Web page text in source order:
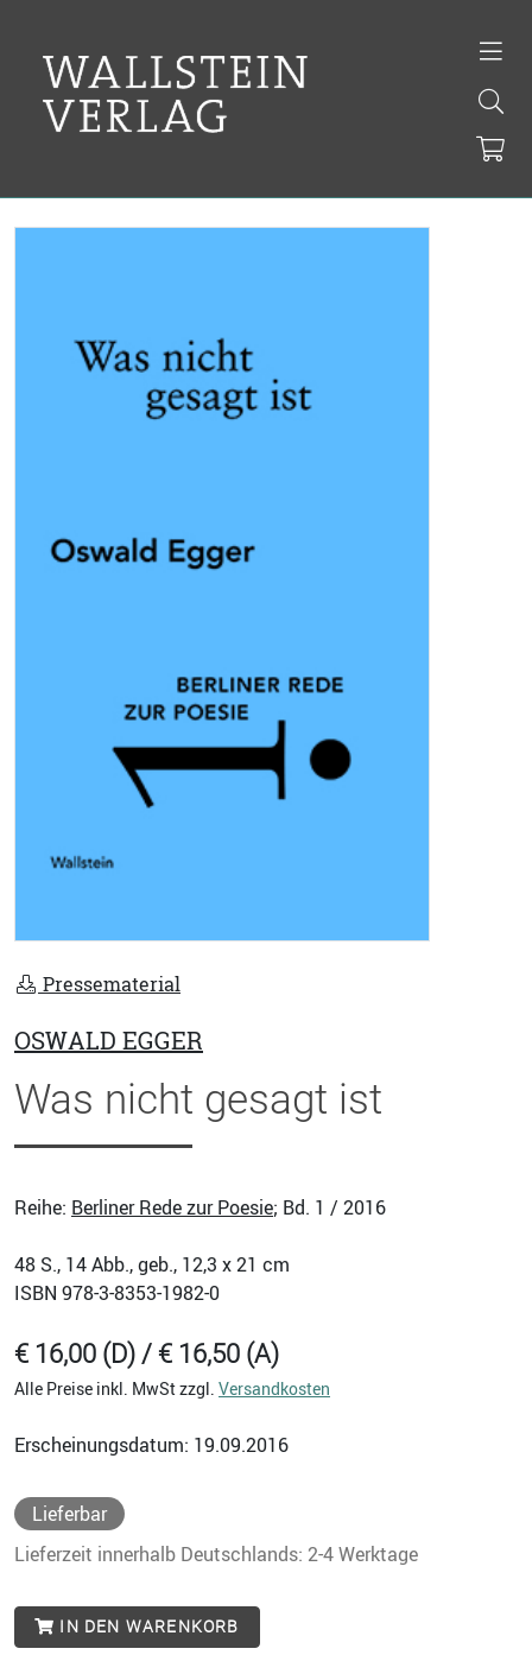
Pressematerial
OSWALD EGGER
Was nicht gesagt ist
Reihe: Berliner Rede zur Poesie; Bd. 1 / 2016
48 S., 14 Abb., geb., 12,3 x 21 cm
ISBN 978-3-8353-1982-0
€ 16,00 (D) / € 16,50 (A)
Alle Preise inkl. MwSt zzgl. Versandkosten
Erscheinungsdatum: 19.09.2016
Lieferbar
Lieferzeit innerhalb Deutschlands: 2-4 Werktage
IN DEN WARENKORB